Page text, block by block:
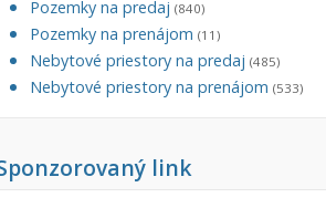
Administratívne, obchodné
garážové státie
Filtre
Súkromná inzercia
Ponuka RK
Novostavba
Pozemky na predaj (840)
Pozemky na prenájom (11)
Nebytové priestory na predaj (485)
Nebytové priestory na prenájom (533)
link